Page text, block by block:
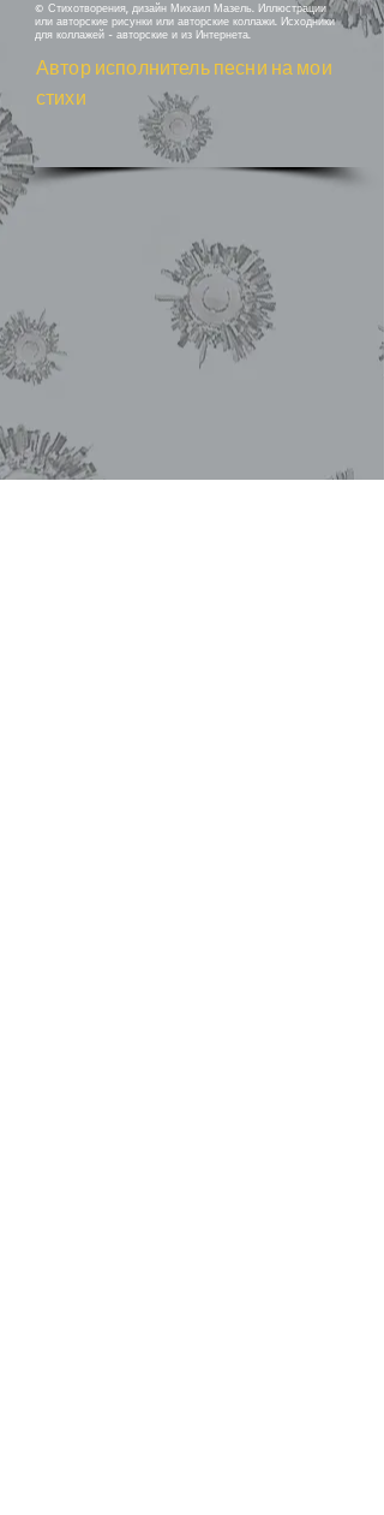
© Стихотворения, дизайн Михаил Мазель. Иллюстрации
или авторские рисунки или авторские коллажи. Исходники
для коллажей - авторские и из Интернета.
Автор исполнитель песни на мои
стихи